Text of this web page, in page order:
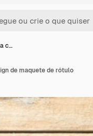
c…
de maquete de rótulo